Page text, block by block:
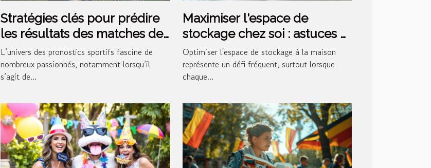
Stratégies clés pour prédire
les résultats des matches de
football
L’univers des pronostics sportifs fascine de
nombreux passionnés, notamment lorsqu’il
s’agit de...
Maximiser l'espace de
stockage chez soi : astuces et
innovations
Optimiser l'espace de stockage à la maison
représente un défi fréquent, surtout lorsque
chaque...